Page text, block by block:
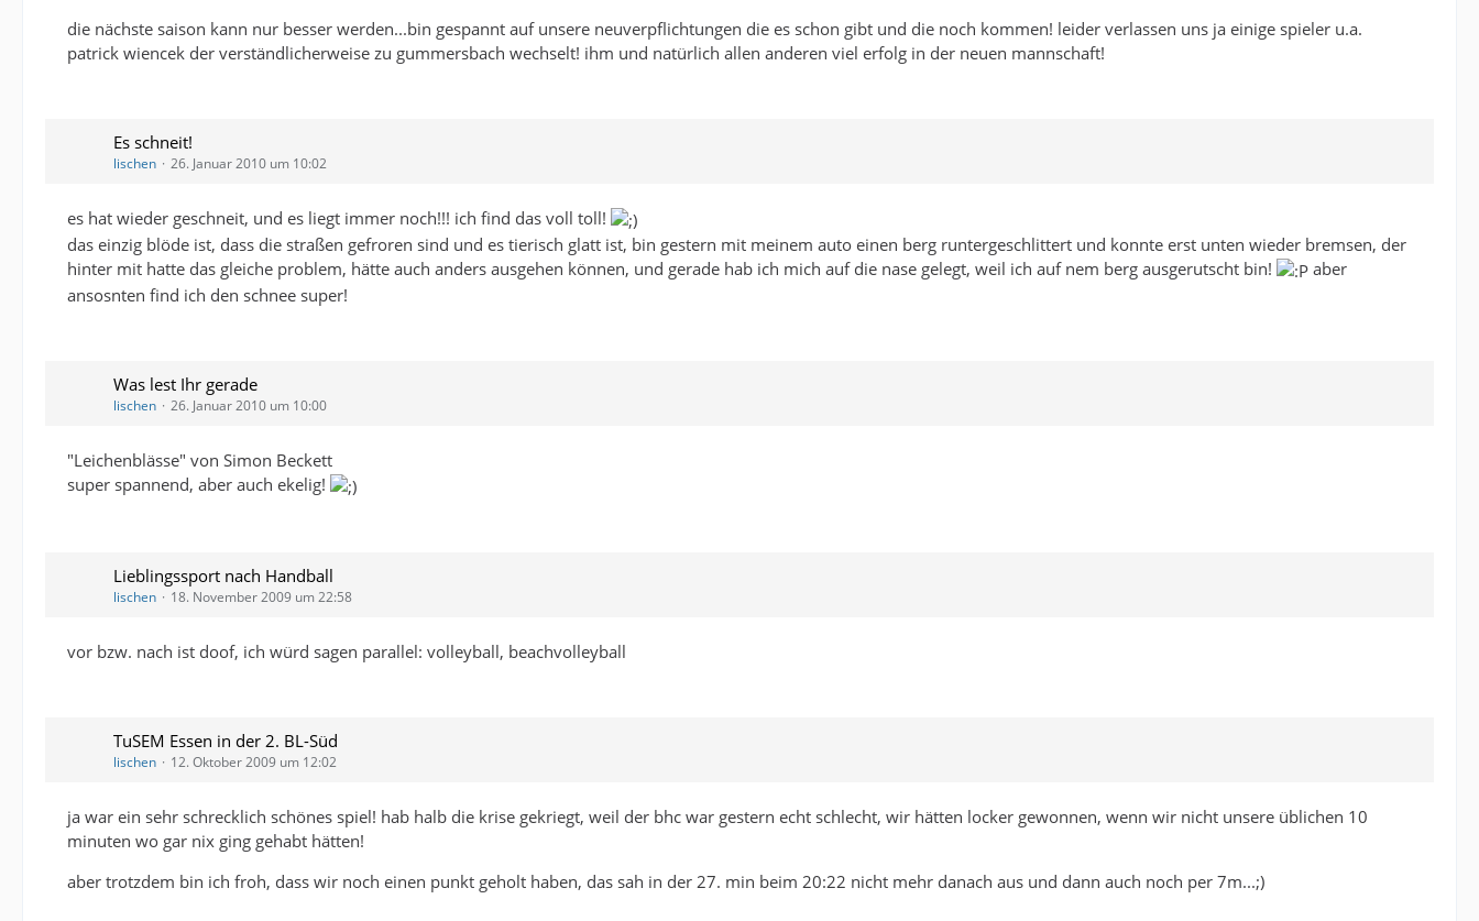
die nächste saison kann nur besser werden...bin gespannt auf unsere neuverpflichtungen die es schon gibt und die noch kommen! leider verlassen uns ja einige spieler u.a.
patrick wiencek der verständlicherweise zu gummersbach wechselt! ihm und natürlich allen anderen viel erfolg in der neuen mannschaft!
Es schneit!
lischen 26. Januar 2010 um 10:02
es hat wieder geschneit, und es liegt immer noch!!! ich find das voll toll!
das einzig blöde ist, dass die straßen gefroren sind und es tierisch glatt ist, bin gestern mit meinem auto einen berg runtergeschlittert und konnte erst unten wieder bremsen, der
hinter mit hatte das gleiche problem, hätte auch anders ausgehen können, und gerade hab ich mich auf die nase gelegt, weil ich auf nem berg ausgerutscht bin!
aber
ansosnten find ich den schnee super!
Was lest Ihr gerade
lischen 26. Januar 2010 um 10:00
"Leichenblässe" von Simon Beckett
super spannend, aber auch ekelig!
Lieblingssport nach Handball
lischen 18. November 2009 um 22:58
vor bzw. nach ist doof, ich würd sagen parallel: volleyball, beachvolleyball
TuSEM Essen in der 2. BL-Süd
lischen 12. Oktober 2009 um 12:02
ja war ein sehr schrecklich schönes spiel! hab halb die krise gekriegt, weil der bhc war gestern echt schlecht, wir hätten locker gewonnen, wenn wir nicht unsere üblichen 10
minuten wo gar nix ging gehabt hätten!
aber trotzdem bin ich froh, dass wir noch einen punkt geholt haben, das sah in der 27. min beim 20:22 nicht mehr danach aus und dann auch noch per 7m...;)